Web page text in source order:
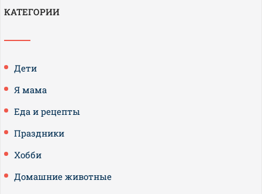
КАТЕГОРИИ
Дети
Я мама
Еда и рецепты
Праздники
Хобби
Домашние животные